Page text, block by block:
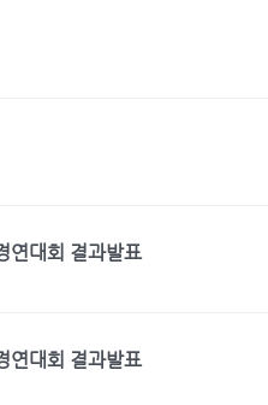
연대회 결과발표
연대회 결과발표